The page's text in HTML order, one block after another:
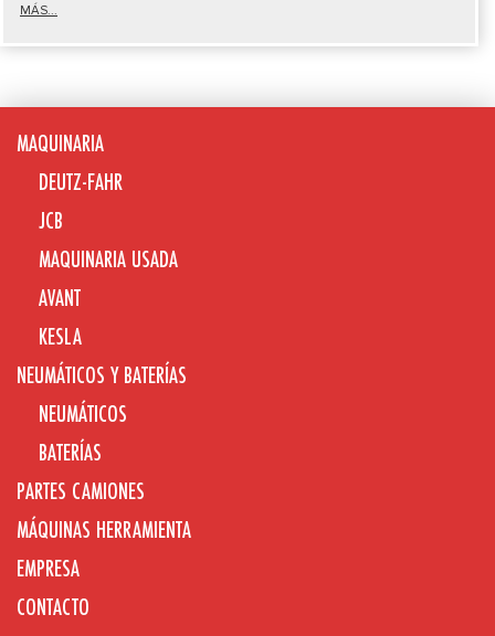
MÁS...
MAQUINARIA
DEUTZ-FAHR
JCB
MAQUINARIA USADA
AVANT
KESLA
NEUMÁTICOS Y BATERÍAS
NEUMÁTICOS
BATERÍAS
PARTES CAMIONES
MÁQUINAS HERRAMIENTA
EMPRESA
CONTACTO